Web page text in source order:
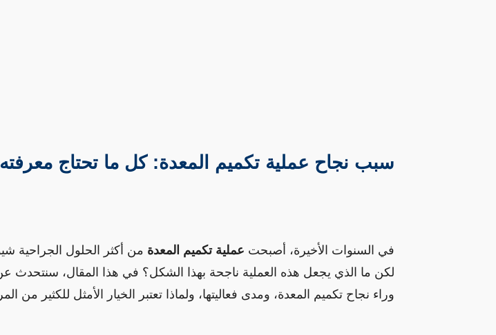
سبب نجاح عملية تكميم المعدة: كل ما تحتاج معرفته
في السنوات الأخيرة، أصبحت عملية تكميم المعدة